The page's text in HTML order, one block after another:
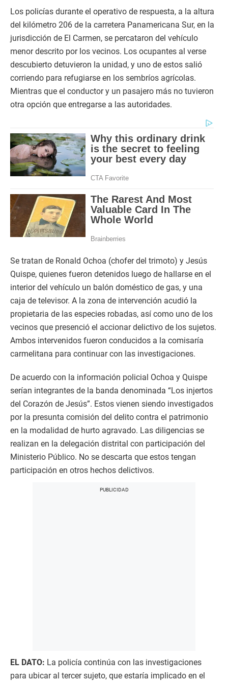
Los policías durante el operativo de respuesta, a la altura
del kilómetro 206 de la carretera Panamericana Sur, en la
jurisdicción de El Carmen, se percataron del vehículo
menor descrito por los vecinos. Los ocupantes al verse
descubierto detuvieron la unidad, y uno de estos salió
corriendo para refugiarse en los sembríos agrícolas.
Mientras que el conductor y un pasajero más no tuvieron
otra opción que entregarse a las autoridades.
Se tratan de Ronald Ochoa (chofer del trimoto) y Jesús
Quispe, quienes fueron detenidos luego de hallarse en el
interior del vehículo un balón doméstico de gas, y una
caja de televisor. A la zona de intervención acudió la
propietaria de las especies robadas, así como uno de los
vecinos que presenció el accionar delictivo de los sujetos.
Ambos intervenidos fueron conducidos a la comisaría
carmelitana para continuar con las investigaciones.
De acuerdo con la información policial Ochoa y Quispe
serían integrantes de la banda denominada “Los injertos
del Corazón de Jesús”. Estos vienen siendo investigados
por la presunta comisión del delito contra el patrimonio
en la modalidad de hurto agravado. Las diligencias se
realizan en la delegación distrital con participación del
Ministerio Público. No se descarta que estos tengan
participación en otros hechos delictivos.
EL DATO: La policía continúa con las investigaciones
para ubicar al tercer sujeto, que estaría implicado en el